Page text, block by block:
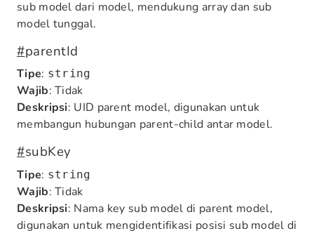
sub model dari model, mendukung array dan sub
model tunggal.
#parentId
Tipe: string
Wajib: Tidak
Deskripsi: UID parent model, digunakan untuk
membangun hubungan parent-child antar model.
#subKey
Tipe: string
Wajib: Tidak
Deskripsi: Nama key sub model di parent model,
digunakan untuk mengidentifikasi posisi sub model di